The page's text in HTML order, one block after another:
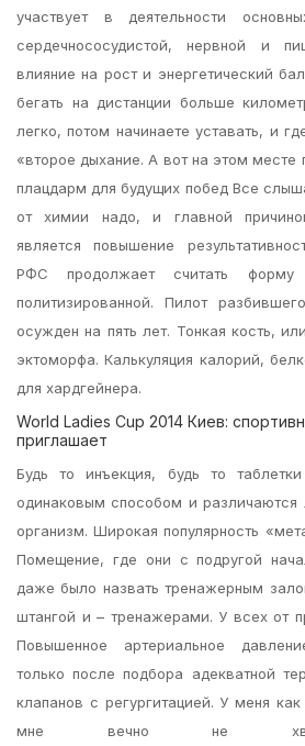
участвует в деятельности
сердечнососудистой, нервной и
влияние на рост и энергетический
бегать на дистанции больше
легко, потом начинаете уставать, и
«второе дыхание. А вот на этом месте
плацдарм для будущих побед Все
от химии надо, и главной
является повышение
РФС продолжает считать форму
политизированной. Пилот
осужден на пять лет. Тонкая кость,
эктоморфа. Калькуляция калорий,
для хардгейнера.
World Ladies Cup 2014 Киев:
приглашает
Будь то инъекция, будь то
одинаковым способом и
организм. Широкая популярность
Помещение, где они с подругой
даже было назвать тренажерным
штангой и – тренажерами. У всех от
Повышенное артериальное
только после подбора адекватной
клапанов с регургитацией. У меня
мне вечно не